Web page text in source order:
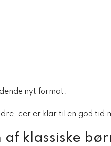
nyt format.
der er klar til en god tid
klassiske